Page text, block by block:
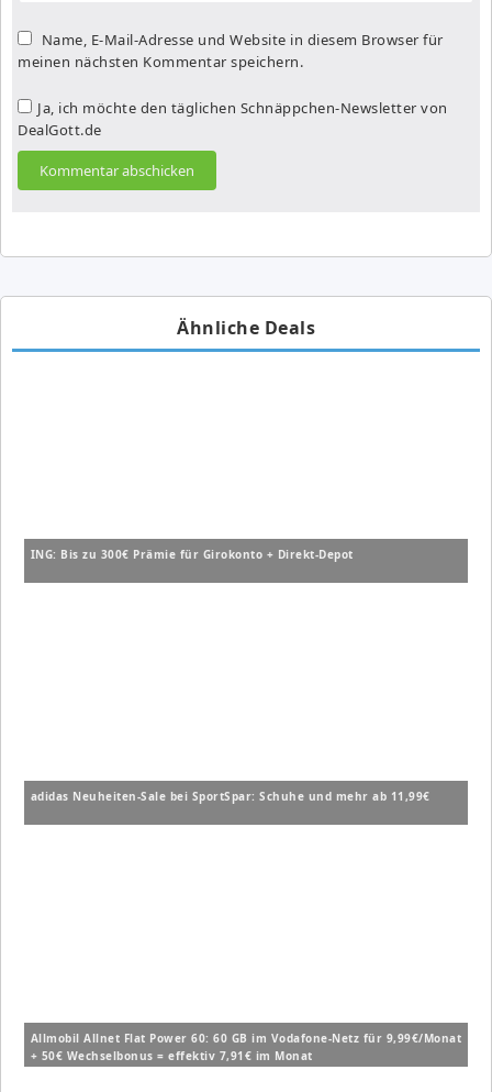
Name, E-Mail-Adresse und Website in diesem Browser für
meinen nächsten Kommentar speichern.
Ja, ich möchte den täglichen Schnäppchen-Newsletter von
DealGott.de
Ähnliche Deals
ING: Bis zu 300€ Prämie für Girokonto + Direkt-Depot
adidas Neuheiten-Sale bei SportSpar: Schuhe und mehr ab 11,99€
Allmobil Allnet Flat Power 60: 60 GB im Vodafone-Netz für 9,99€/Monat
+ 50€ Wechselbonus = effektiv 7,91€ im Monat